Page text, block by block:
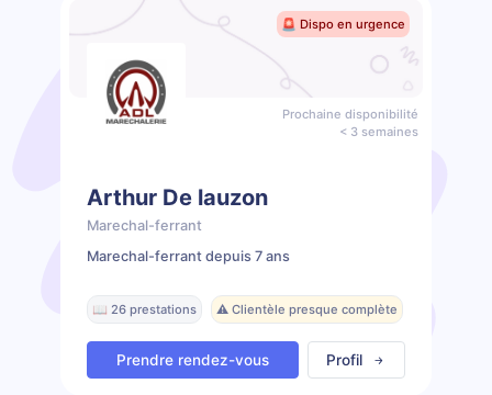
🚨 Dispo en urgence
Prochaine disponibilité
< 3 semaines
Arthur De lauzon
Marechal-ferrant
Marechal-ferrant depuis 7 ans
📖 26 prestations ⚠️ Clientèle presque complète
Prendre rendez-vous Profil